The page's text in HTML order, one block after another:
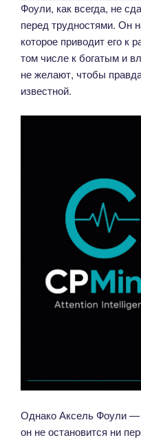
Фоули, как всегда, не
перед трудностями. Он
которое приводит его
том числе к богатым и
не желают, чтобы
известной.
Однако Аксель Фоули —
он не остановится ни